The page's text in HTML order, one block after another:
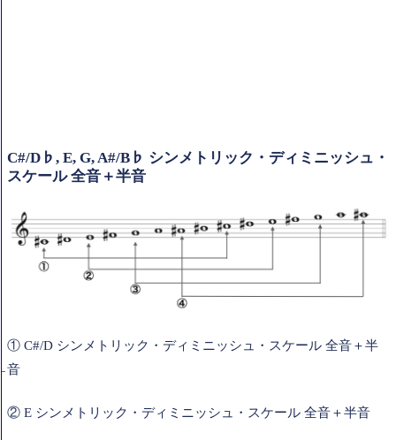
C#/D♭, E, G, A#/B♭ シンメトリック・ディミニッシュ・
スケール 全音＋半音
① C#/D シンメトリック・ディミニッシュ・スケール 全音＋半
音
② E シンメトリック・ディミニッシュ・スケール 全音＋半音